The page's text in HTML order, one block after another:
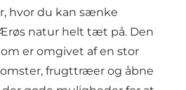
hvor du kan sænke
natur helt tæt på. Den
er omgivet af en stor
frugttræer og åbne